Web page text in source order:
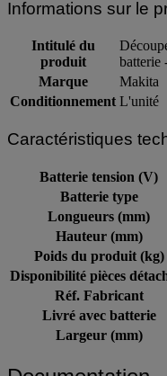
Informations sur le
Intitulé du
produit
batterie
Marque
Makita
Conditionnement L'unité
Caractéristiques
Batterie tension (V)
Batterie type
Longueurs (mm)
Hauteur (mm)
Poids du produit (kg)
Disponibilité pièces
Réf. Fabricant
Livré avec batterie
Largeur (mm)